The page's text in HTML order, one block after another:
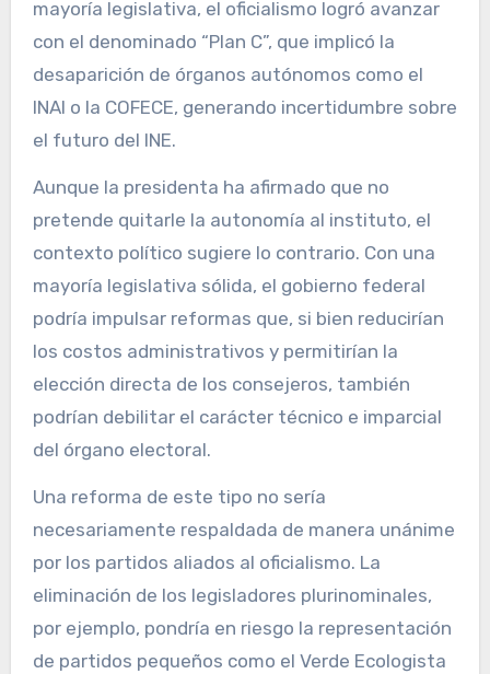
mayoría legislativa, el oficialismo logró avanzar
con el denominado “Plan C”, que implicó la
desaparición de órganos autónomos como el
INAI o la COFECE, generando incertidumbre sobre
el futuro del INE.
Aunque la presidenta ha afirmado que no
pretende quitarle la autonomía al instituto, el
contexto político sugiere lo contrario. Con una
mayoría legislativa sólida, el gobierno federal
podría impulsar reformas que, si bien reducirían
los costos administrativos y permitirían la
elección directa de los consejeros, también
podrían debilitar el carácter técnico e imparcial
del órgano electoral.
Una reforma de este tipo no sería
necesariamente respaldada de manera unánime
por los partidos aliados al oficialismo. La
eliminación de los legisladores plurinominales,
por ejemplo, pondría en riesgo la representación
de partidos pequeños como el Verde Ecologista